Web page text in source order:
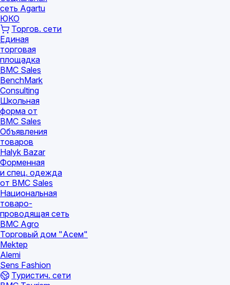
сеть Agartu
ЮКО
Торгов. сети
Единая
торговая
площадка
BMC Sales
BenchMark
Consulting
Школьная
форма от
BMC Sales
Объявления
товаров
Halyk Bazar
Форменная
и спец. одежда
от BMC Sales
Национальная
товаро-
проводящая сеть
BMC Agro
Торговый дом "Асем"
Mektep
Alemi
Sens Fashion
Туристич. сети